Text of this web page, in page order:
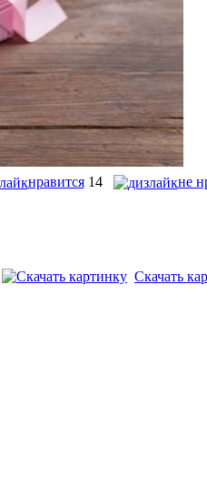
нравится 14 не
Скачать